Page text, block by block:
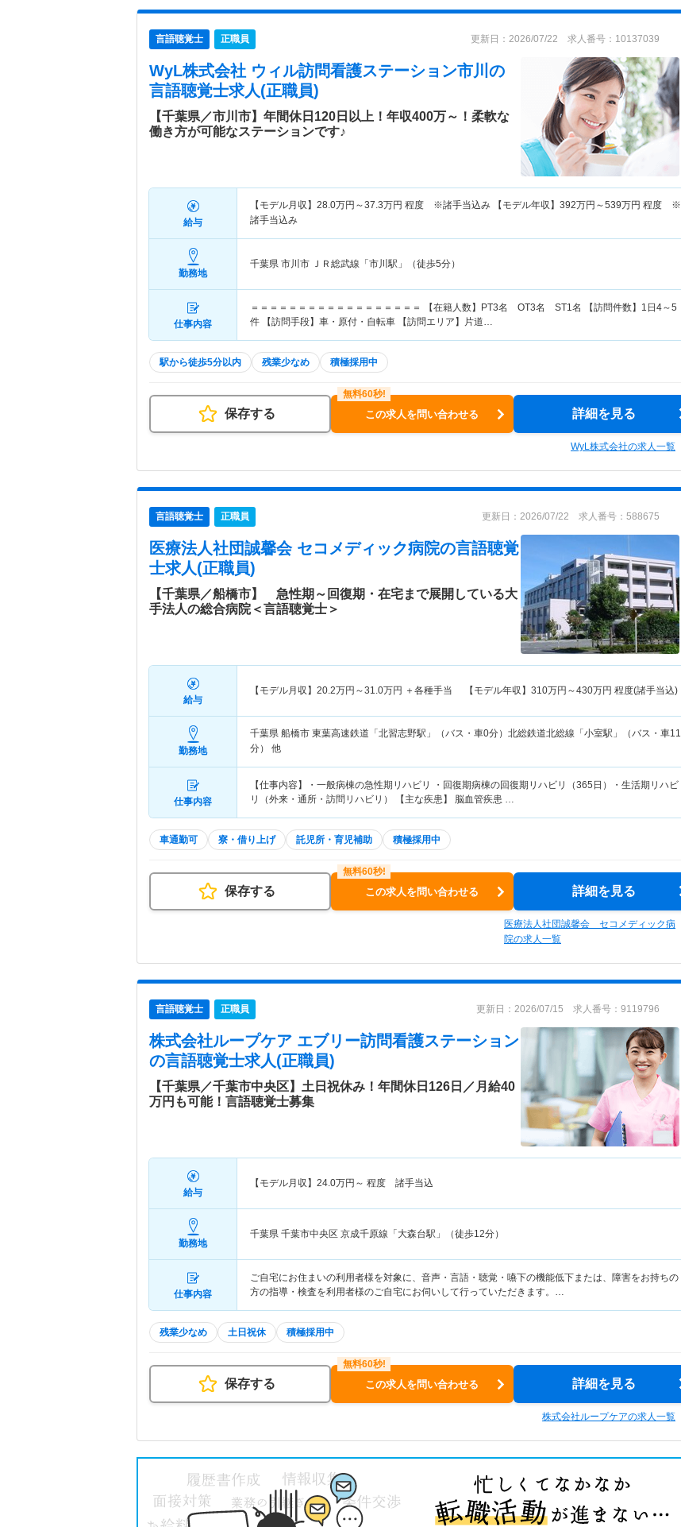
言語聴覚士 正職員 更新日：2026/07/22 求人番号：10137039
WyL株式会社 ウィル訪問看護ステーション市川 の
言語聴覚士求人(正職員)
【千葉県／市川市】年間休日120日以上！年収400万～！柔軟な
働き方が可能なステーションです♪
給与
【モデル月収】 28.0万円～37.3万円 程度 ※諸手当込み 【モデル年収】 392万円～539万円 程度 ※
諸手当込み
勤務地
千葉県 市川市 ＪＲ総武線「市川駅」（徒歩5分）
仕事内容
＝＝＝＝＝＝＝＝＝＝＝＝＝＝＝＝＝＝ 【在籍人数】PT3名 OT3名 ST1名 【訪問件数】1日4～5
件 【訪問手段】車・原付・自転車 【訪問エリア】片道…
駅から徒歩5分以内 残業少なめ 積極採用中
保存する この求人を問い合わせる 詳細を見る
WyL株式会社の求人一覧
言語聴覚士 正職員 更新日：2026/07/22 求人番号：588675
医療法人社団誠馨会 セコメディック病院の言語聴覚
士求人(正職員)
【千葉県／船橋市】 急性期～回復期・在宅まで展開している大
手法人の総合病院＜言語聴覚士＞
給与
【モデル月収】 20.2万円～31.0万円 ＋各種手当 【モデル年収】 310万円～430万円 程度(諸手当込)
勤務地
千葉県 船橋市 東葉高速鉄道「北習志野駅」（バス・車0分）北総鉄道北総線「小室駅」（バス・車11
分） 他
仕事内容
【仕事内容】・一般病棟の急性期リハビリ ・回復期病棟の回復期リハビリ（365日）・生活期リハビ
リ（外来・通所・訪問リハビリ） 【主な疾患】 脳血管疾患 …
車通勤可 寮・借り上げ 託児所・育児補助 積極採用中
保存する この求人を問い合わせる 詳細を見る
医療法人社団誠馨会 セコメディック病
院の求人一覧
言語聴覚士 正職員 更新日：2026/07/15 求人番号：9119796
株式会社ループケア エブリー訪問看護ステーション
の言語聴覚士求人(正職員)
【千葉県／千葉市中央区】土日祝休み！年間休日126日／月給40
万円も可能！言語聴覚士募集
給与
【モデル月収】 24.0万円～ 程度 諸手当込
勤務地
千葉県 千葉市中央区 京成千原線「大森台駅」（徒歩12分）
仕事内容
ご自宅にお住まいの利用者様を対象に、音声・言語・聴覚・嚥下の機能低下または、障害をお持ちの
方の指導・検査を利用者様のご自宅にお伺いして行っていただきます。…
残業少なめ 土日祝休 積極採用中
保存する この求人を問い合わせる 詳細を見る
株式会社ループケアの求人一覧